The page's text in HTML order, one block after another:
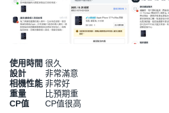
使用時間 很久
設計
非常滿意
相機性能 非常好
重量
比預期重
CP值
CP值很高